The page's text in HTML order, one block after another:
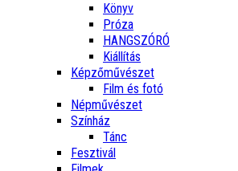
Könyv
Próza
HANGSZÓRÓ
Kiállítás
Képzőművészet
Film és fotó
Népművészet
Színház
Tánc
Fesztivál